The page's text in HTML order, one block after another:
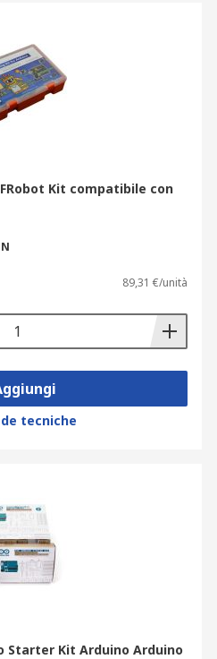
Kit compatibile con
89,31 €/unità
tecniche
Starter Kit Arduino Arduino